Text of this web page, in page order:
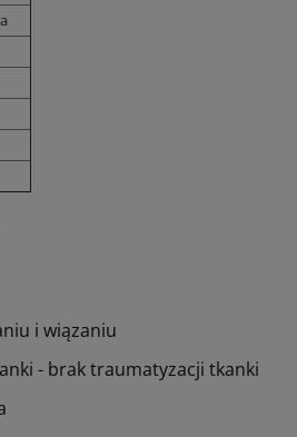
i wiązaniu
- brak traumatyzacji tkanki